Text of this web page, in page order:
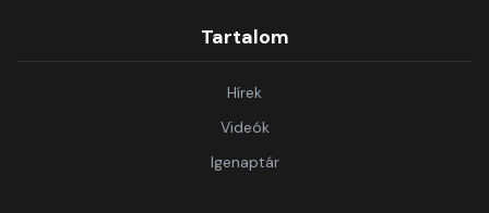
Tartalom
Hírek
Videók
Igenaptár